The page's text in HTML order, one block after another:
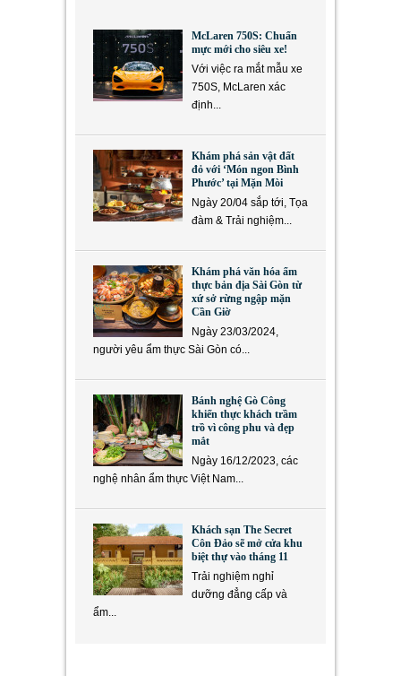
McLaren 750S: Chuẩn
mực mới cho siêu xe!
Với việc ra mắt mẫu xe
750S, McLaren xác
định...
Khám phá sản vật đất
đỏ với ‘Món ngon Bình
Phước’ tại Mặn Mòi
Ngày 20/04 sắp tới, Tọa
đàm & Trải nghiệm...
Khám phá văn hóa ẩm
thực bản địa Sài Gòn từ
xứ sở rừng ngập mặn
Cần Giờ
Ngày 23/03/2024,
người yêu ẩm thực Sài Gòn có...
Bánh nghệ Gò Công
khiến thực khách trầm
trồ vì công phu và đẹp
mắt
Ngày 16/12/2023, các
nghệ nhân ẩm thực Việt Nam...
Khách sạn The Secret
Côn Đảo sẽ mở cửa khu
biệt thự vào tháng 11
Trải nghiệm nghỉ
dưỡng đẳng cấp và
ẩm...